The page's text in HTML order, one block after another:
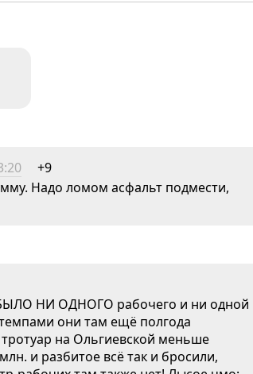
+9
Надо ломом асфальт подмести,
НИ ОДНОГО рабочего и ни одной
они там ещё полгода
на Ольгиевской меньше
и разбитое всё так и бросили,